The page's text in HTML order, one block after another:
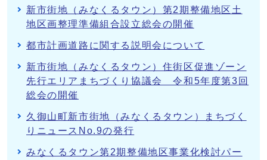
新市街地（みなくるタウン）第2期整備地区土
地区画整理準備組合設立総会の開催
都市計画道路に関する説明会について
新市街地（みなくるタウン）住街区促進ゾーン
先行エリアまちづくり協議会 令和5年度第3回
総会の開催
久御山町新市街地（みなくるタウン）まちづく
りニュースNo.9の発行
みなくるタウン第2期整備地区事業化検討パー